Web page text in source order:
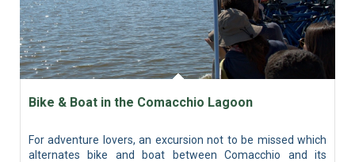
Bike & Boat in the Comacchio Lagoon
For adventure lovers, an excursion not to be missed which
alternates bike and boat between Comacchio and its